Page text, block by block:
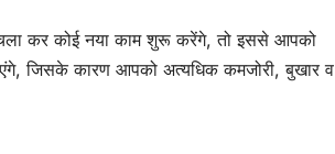
कर कोई नया काम शुरू करेंगे, तो इससे आपको
जिसके कारण आपको अत्यधिक कमजोरी, बुखार व